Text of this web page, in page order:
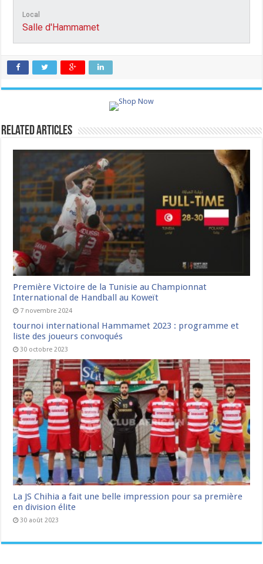
Local
Salle d'Hammamet
Related Articles
Première Victoire de la Tunisie au Championnat
International de Handball au Koweït
7 novembre 2024
tournoi international Hammamet 2023 : programme et
liste des joueurs convoqués
30 octobre 2023
La JS Chihia a fait une belle impression pour sa première
en division élite
30 août 2023